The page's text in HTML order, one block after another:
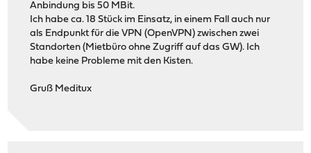
Anbindung bis 50 MBit.
Ich habe ca. 18 Stück im Einsatz, in einem Fall auch nur
als Endpunkt für die VPN (OpenVPN) zwischen zwei
Standorten (Mietbüro ohne Zugriff auf das GW). Ich
habe keine Probleme mit den Kisten.
Gruß Meditux